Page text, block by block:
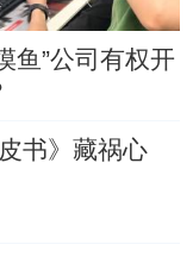
鱼”公司有权开
书》藏祸心